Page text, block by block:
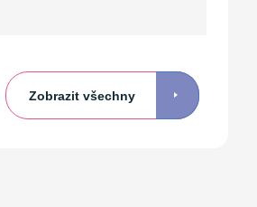
Zobrazit všechny